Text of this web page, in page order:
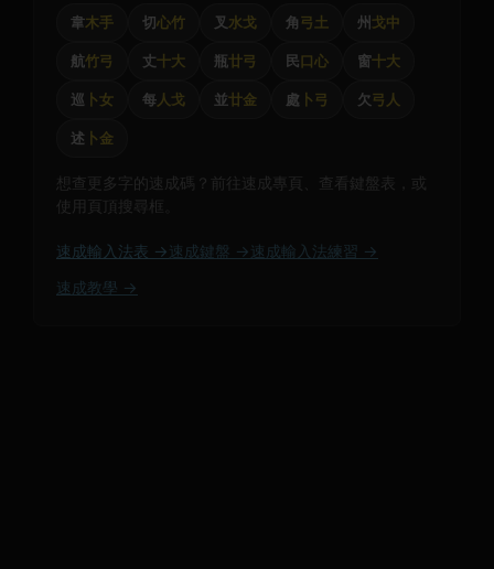
韋木手 切心竹 叉 水戈 角弓土 州 戈中
航竹弓 丈十大 瓶廿弓 民口心 窗十大
巡 卜女 每人戈 並廿金 處 卜弓 欠弓人
述 卜金
想查更多字的速成碼？前往速成專頁、查看鍵盤表，或
使用頁頂搜尋框。
速成輸入法表 → 速成鍵盤 → 速成輸入法練習 →
速成教學 →